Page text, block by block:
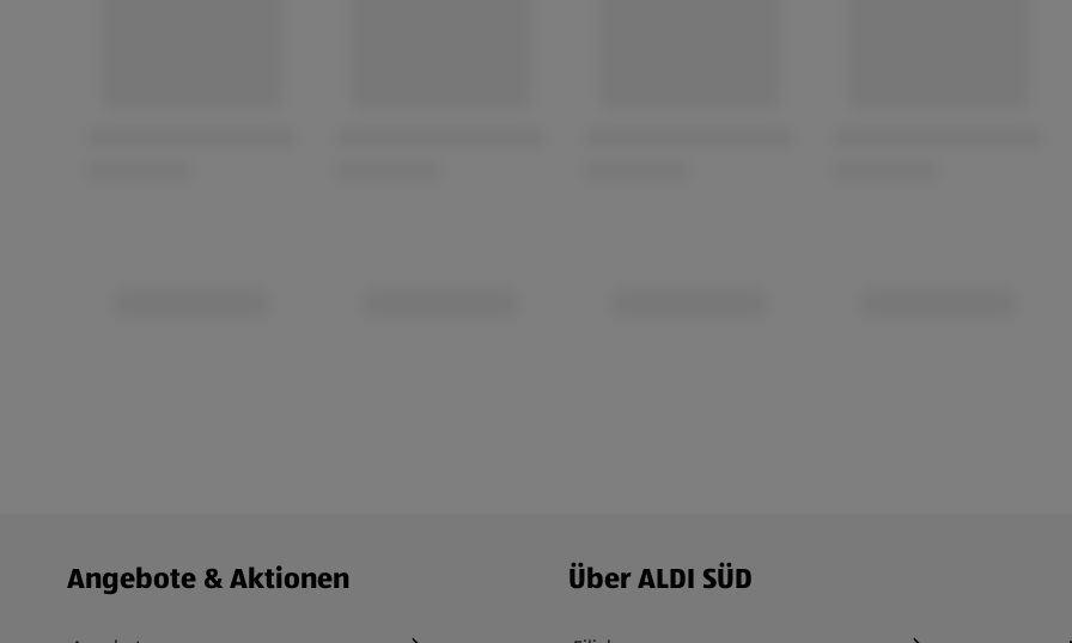
Fußzeilenmenü - weitere Links
Angebote & Aktionen Über ALDI SÜD